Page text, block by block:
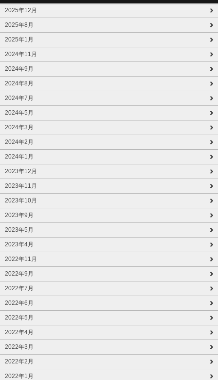
2025年12月
2025年8月
2025年1月
2024年11月
2024年9月
2024年8月
2024年7月
2024年5月
2024年3月
2024年2月
2024年1月
2023年12月
2023年11月
2023年10月
2023年9月
2023年5月
2023年4月
2022年11月
2022年9月
2022年7月
2022年6月
2022年5月
2022年4月
2022年3月
2022年2月
2022年1月